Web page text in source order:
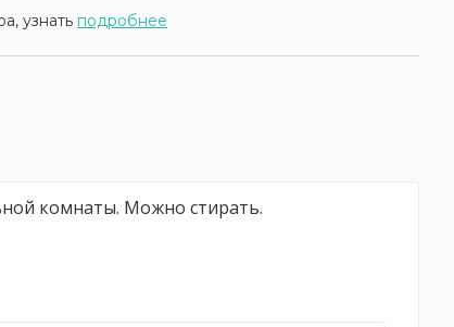
узнать подробнее
комнаты. Можно стирать.